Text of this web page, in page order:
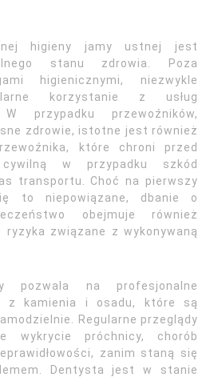
higieny jamy ustnej jest
stanu zdrowia. Poza
higienicznymi, niezwykle
korzystanie z usług
W przypadku przewoźników,
zdrowie, istotne jest również
które chroni przed
cywilną w przypadku szkód
transportu. Choć na pierwszy
to niepowiązane, dbanie o
obejmuje również
związane z wykonywaną
pozwala na profesjonalne
z kamienia i osadu, które są
Regularne przeglądy
wykrycie próchnicy, chorób
zanim staną się
Dentysta jest w stanie